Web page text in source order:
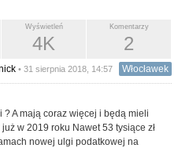
Komentarzy
2
Wyświetleń
4K
• 31 sierpnia 2018, 14:57 Włocławek
A mają coraz więcej i będą mieli
w 2019 roku Nawet 53 tysiące zł
nowej ulgi podatkowej na